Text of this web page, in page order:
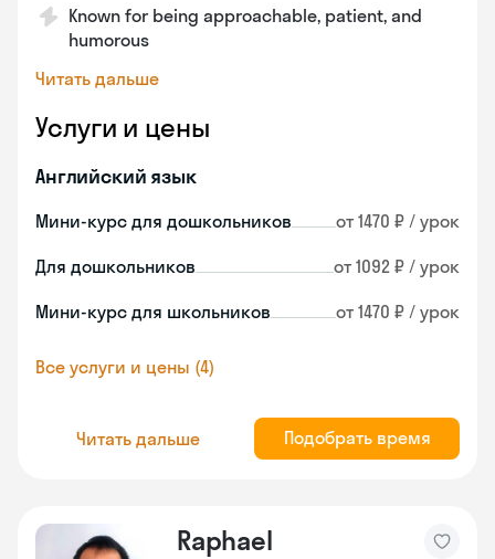
Known for being approachable, patient, and
humorous
Читать дальше
Услуги и цены
Английский язык
Мини-курс для дошкольников от 1470 ₽ / урок
Для дошкольников от 1092 ₽ / урок
Мини-курс для школьников от 1470 ₽ / урок
Все услуги и цены (4)
Читать дальше Подобрать время
Raphael